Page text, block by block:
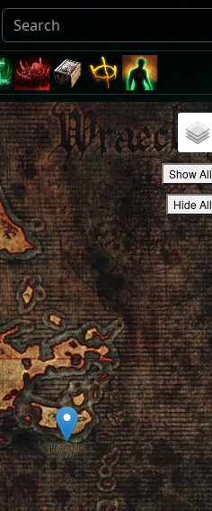
Show All
Hide All